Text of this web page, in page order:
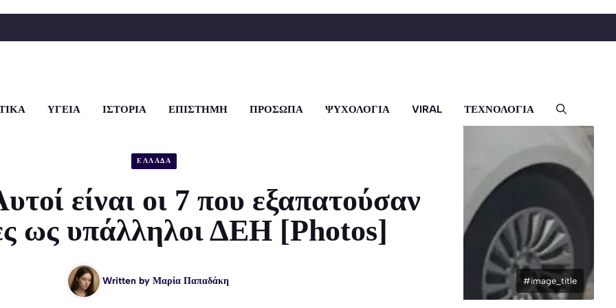
ΥΓΕΙΑ ΙΣΤΟΡΙΑ ΕΠΙΣΤΗΜΗ ΠΡΟΣΩΠΑ ΨΥΧΟΛΟΓΙΑ VIRAL ΤΕΧΝΟΛΟΓΙΑ
#image_title
ΕΛΛΑΔΑ
είναι οι 7 που εξαπατούσαν
ως υπάλληλοι ΔΕΗ [Photos]
Written by Μαρία Παπαδάκη